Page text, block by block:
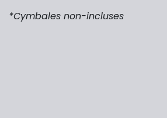
*Cymbales non-incluses